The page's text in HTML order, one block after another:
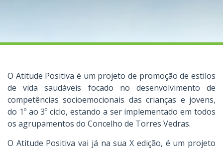
O Atitude Positiva é um projeto de promoção de estilos
de vida saudáveis focado no desenvolvimento de
competências socioemocionais das crianças e jovens,
do 1º ao 3º ciclo, estando a ser implementado em todos
os agrupamentos do Concelho de Torres Vedras.
O Atitude Positiva vai já na sua X edição, é um projeto